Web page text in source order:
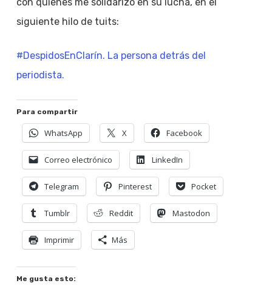
siguiente hilo de tuits:
#DespidosEnClarín. La persona detrás del
periodista.
Para compartir
WhatsApp X Facebook
Correo electrónico LinkedIn
Telegram Pinterest Pocket
Tumblr Reddit Mastodon
Imprimir Más
Me gusta esto: